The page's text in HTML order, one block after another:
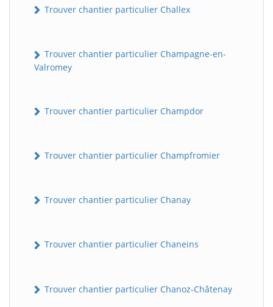
Trouver chantier particulier Challex
Trouver chantier particulier Champagne-en-
Valromey
Trouver chantier particulier Champdor
Trouver chantier particulier Champfromier
Trouver chantier particulier Chanay
Trouver chantier particulier Chaneins
Trouver chantier particulier Chanoz-Châtenay